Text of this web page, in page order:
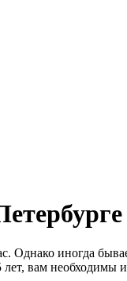
Однако иногда
вам